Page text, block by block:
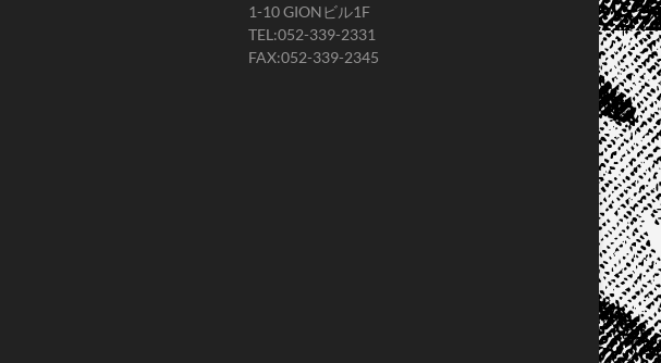
1-10 GIONビル1F
TEL:052-339-2331
FAX:052-339-2345